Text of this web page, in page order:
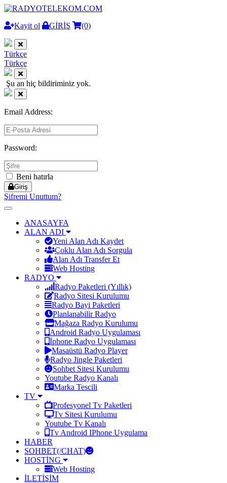
Kayit ol GİRİŞ (0)
Türkçe
Türkçe
Şu an hiç bildiriminiz yok.
Email Address:
Password:
Beni hatırla
Giriş
Şifremi Unuttum?
Toggle
navigationANASAYFA
ALAN ADI
Yeni Alan Adı Kaydet
Çoklu Alan Adı Sorgula
Alan Adı Transfer Et
Web Hosting
RADYO
Radyo Paketleri (Yıllık)
Radyo Sitesi Kurulumu
Radyo Bayi Paketleri
Planlanabilir Radyo
Mağaza Radyo Kurulumu
Android Radyo Uygulaması
İphone Radyo Uygulaması
Masaüstü Radyo Player
Radyo Jingle Paketleri
Sohbet Sitesi Kurulumu
Youtube Radyo Kanalı
Marka Tescili
TV
Profesyonel Tv Paketleri
Tv Sitesi Kurulumu
Youtube Tv Kanalı
Tv Android IPhone Uygulama
HABER
SOHBET(/CHAT)
HOSTİNG
Web Hosting
İLETİŞİM